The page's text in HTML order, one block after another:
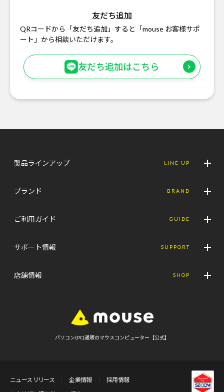
友だち追加
QRコードから「友だち追加」すると「mouse お客様サポ
ート」から相談いただけます。
友だち追加はこちら
製品ラインアップ LINE UP
ブランド BRAND
ご利用ガイド GUIDE
サポート情報 SUPPORT
店舗情報 SHOP
パソコン(PC)通販のマウスコンピューター【公式】
ニュースリリース 企業情報
採用情報